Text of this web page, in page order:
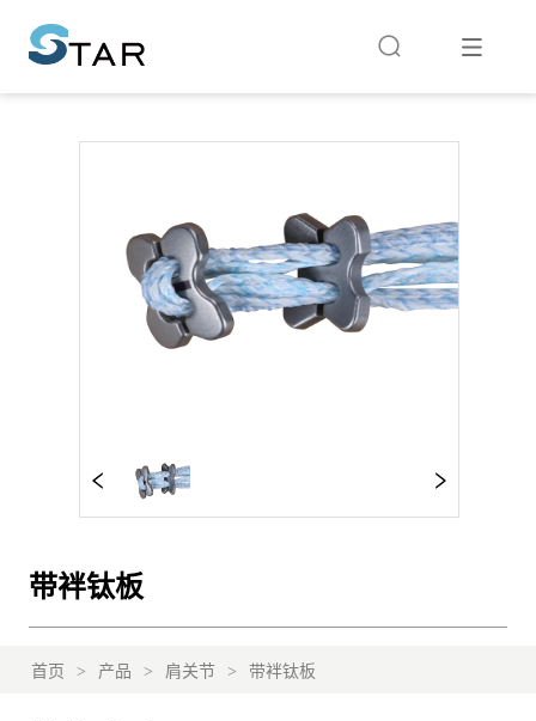
带袢钛板
首页 > 产品 > 肩关节 > 带袢钛板